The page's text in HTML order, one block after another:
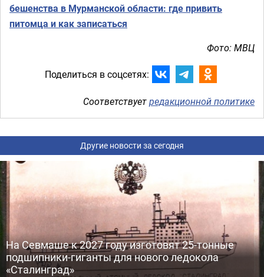
бешенства в Мурманской области: где привить
питомца и как записаться
Фото: МВЦ
Поделиться в соцсетях:
Соответствуетредакционной политике
Другие новости за сегодня
На Севмаше к 2027 году изготовят 25-тонные
подшипники-гиганты для нового ледокола
«Сталинград»